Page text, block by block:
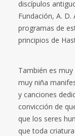
discípulos
Fundación, A.
programas de
principios de
También es
muy niña
y canciones
convicción de
que los seres
que toda